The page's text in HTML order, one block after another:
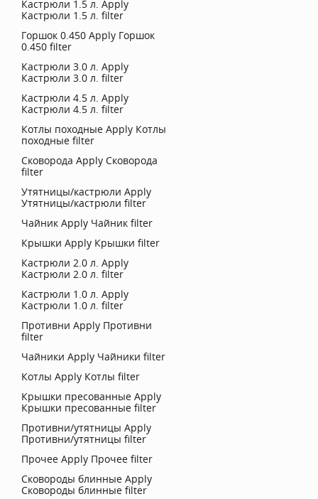
Кастрюли 1.5 л. Apply
Кастрюли 1.5 л. filter
Горшок 0.450 Apply Горшок
0.450 filter
Кастрюли 3.0 л. Apply
Кастрюли 3.0 л. filter
Кастрюли 4.5 л. Apply
Кастрюли 4.5 л. filter
Котлы походные Apply Котлы
походные filter
Сковорода Apply Сковорода
filter
Утятницы/кастрюли Apply
Утятницы/кастрюли filter
Чайник Apply Чайник filter
Крышки Apply Крышки filter
Кастрюли 2.0 л. Apply
Кастрюли 2.0 л. filter
Кастрюли 1.0 л. Apply
Кастрюли 1.0 л. filter
Противни Apply Противни
filter
Чайники Apply Чайники filter
Котлы Apply Котлы filter
Крышки пресованные Apply
Крышки пресованные filter
Противни/утятницы Apply
Противни/утятницы filter
Прочее Apply Прочее filter
Сковороды блинные Apply
Сковороды блинные filter